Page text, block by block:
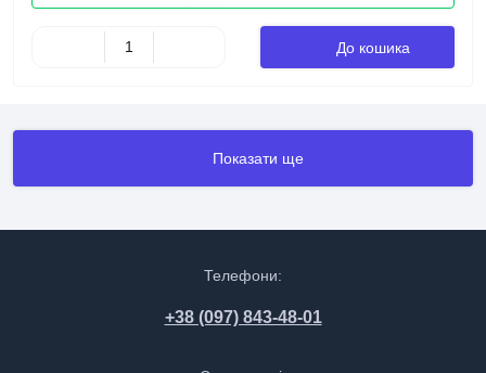
До кошика
Показати ще
Телефони:
+38 (097) 843-48-01